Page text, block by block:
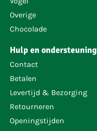
Overige
Chocolade
Hulp en ondersteuning
Contact
Betalen
Levertijd & Bezorging
Retourneren
Openingstijden